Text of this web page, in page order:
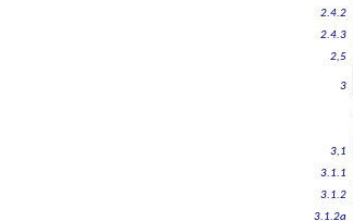
2.4.2
2.4.3
2,5
3
3,1
3.1.1
3.1.2
3.1.2a